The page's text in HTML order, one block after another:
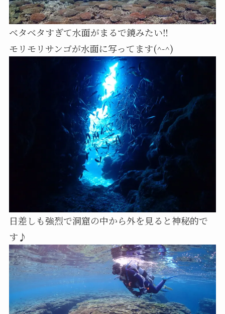
ベタベタすぎて水面がまるで鏡みたい‼️
モリモリサンゴが水面に写ってます(^-^)
日差しも強烈で洞窟の中から外を見ると神秘的で
す♪